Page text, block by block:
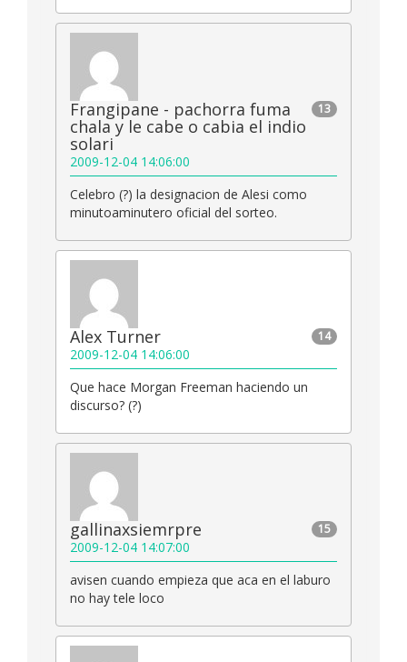
13
Frangipane - pachorra fuma
chala y le cabe o cabia el indio
solari
2009-12-04 14:06:00
Celebro (?) la designacion de Alesi como
minutoaminutero oficial del sorteo.
14
Alex Turner
2009-12-04 14:06:00
Que hace Morgan Freeman haciendo un
discurso? (?)
15
gallinaxsiemrpre
2009-12-04 14:07:00
avisen cuando empieza que aca en el laburo
no hay tele loco